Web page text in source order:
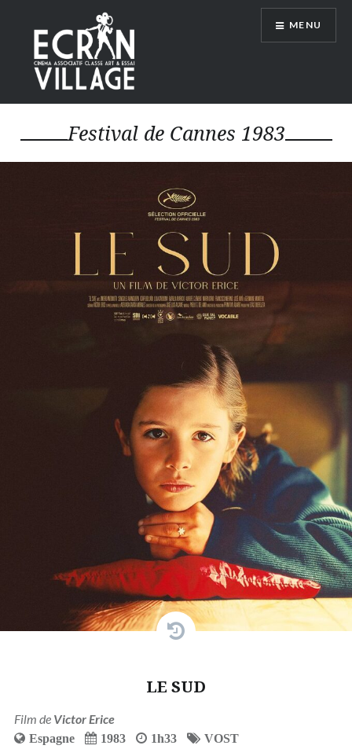
contenu
principal
ÉCRAN VILLAGE
MENU
Festival de Cannes 1983
LE SUD
Film de Victor Erice
Espagne 1983 1h33
VOST